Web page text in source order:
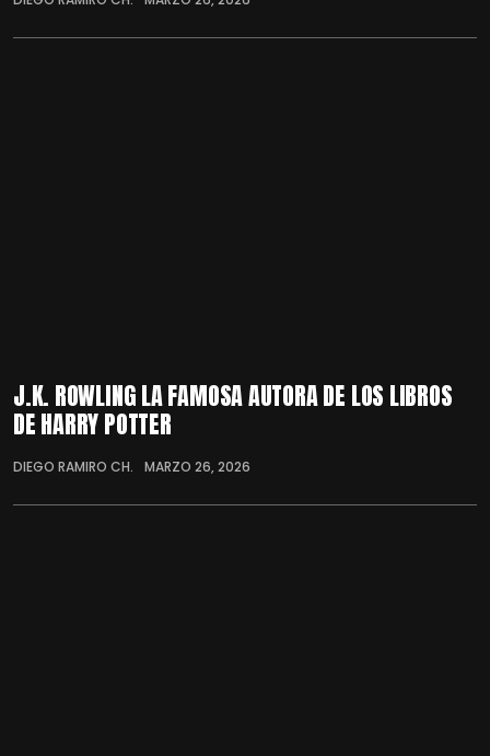
J.K. ROWLING LA FAMOSA AUTORA DE LOS LIBROS
DE HARRY POTTER
DIEGO RAMIRO CH. MARZO 26, 2026